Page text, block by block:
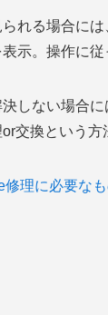
れる場合に
示。操作に
しない場合
交換という方
修理に必要な